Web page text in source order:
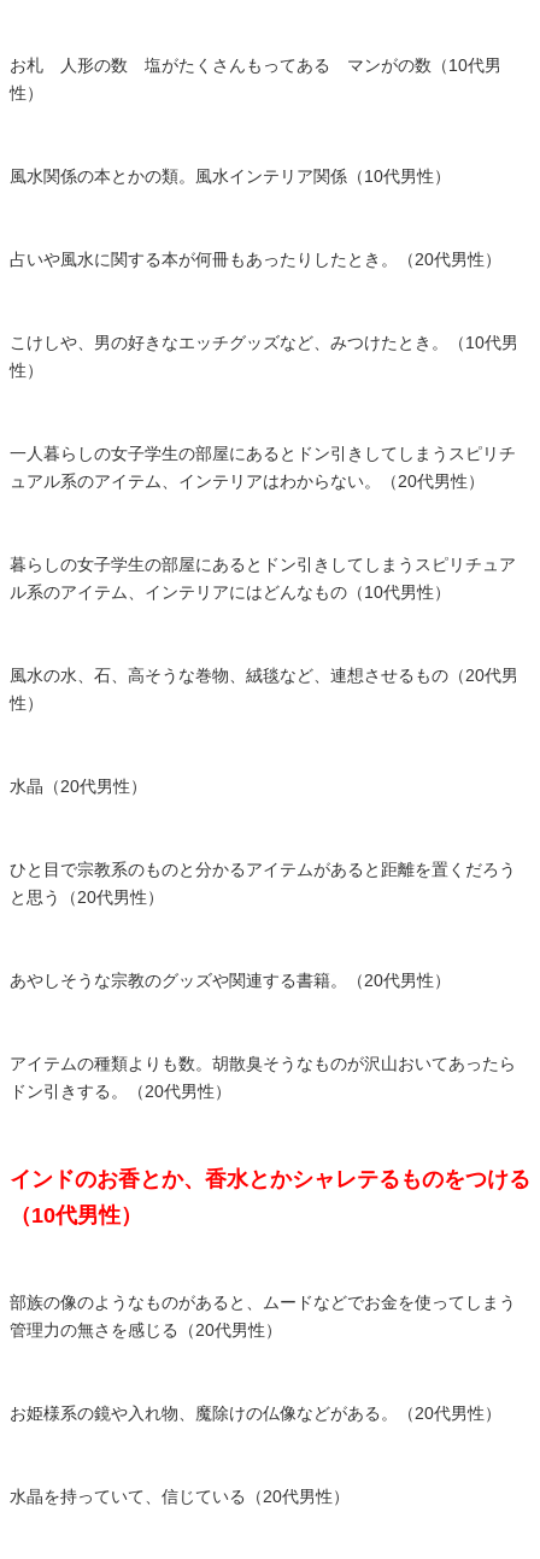
お札 人形の数 塩がたくさんもってある マンがの数（10代男
性）
風水関係の本とかの類。風水インテリア関係（10代男性）
占いや風水に関する本が何冊もあったりしたとき。（20代男性）
こけしや、男の好きなエッチグッズなど、みつけたとき。（10代男
性）
一人暮らしの女子学生の部屋にあるとドン引きしてしまうスピリチ
ュアル系のアイテム、インテリアはわからない。（20代男性）
暮らしの女子学生の部屋にあるとドン引きしてしまうスピリチュア
ル系のアイテム、インテリアにはどんなもの（10代男性）
風水の水、石、高そうな巻物、絨毯など、連想させるもの（20代男
性）
水晶（20代男性）
ひと目で宗教系のものと分かるアイテムがあると距離を置くだろう
と思う（20代男性）
あやしそうな宗教のグッズや関連する書籍。（20代男性）
アイテムの種類よりも数。胡散臭そうなものが沢山おいてあったら
ドン引きする。（20代男性）
インドのお香とか、香水とかシャレテるものをつける
（10代男性）
部族の像のようなものがあると、ムードなどでお金を使ってしまう
管理力の無さを感じる（20代男性）
お姫様系の鏡や入れ物、魔除けの仏像などがある。（20代男性）
水晶を持っていて、信じている（20代男性）